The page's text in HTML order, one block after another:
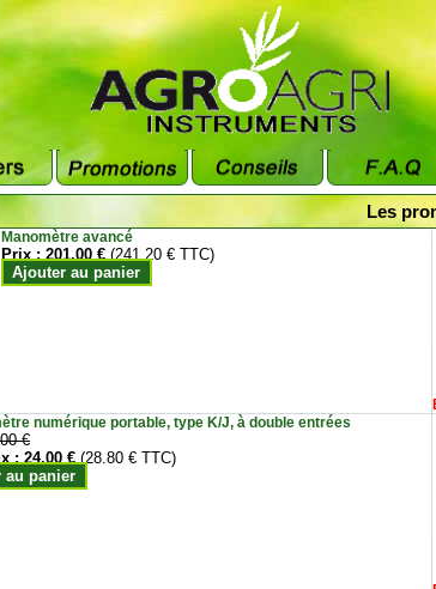
Les
Manomètre avancé
Prix :201.00 € (241.20 € TTC)
Ajouter au panier
numérique portable, type K/J, à double entrées
€
:24.00 € (28.80 € TTC)
au panier